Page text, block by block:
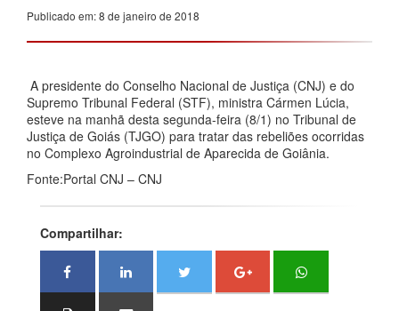
Publicado em: 8 de janeiro de 2018
A presidente do Conselho Nacional de Justiça (CNJ) e do
Supremo Tribunal Federal (STF), ministra Cármen Lúcia,
esteve na manhã desta segunda-feira (8/1) no Tribunal de
Justiça de Goiás (TJGO) para tratar das rebeliões ocorridas
no Complexo Agroindustrial de Aparecida de Goiânia.
Fonte:Portal CNJ – CNJ
Compartilhar: